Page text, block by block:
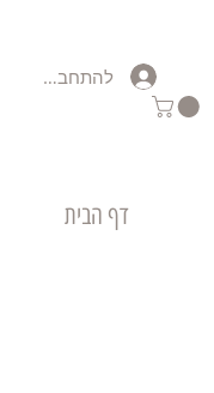
להתחברות
דף הבית